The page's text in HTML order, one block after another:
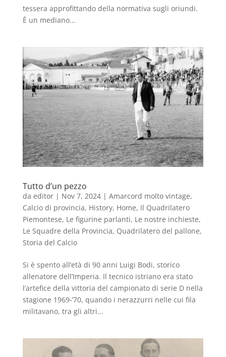
tessera approfittando della normativa sugli oriundi.
È un mediano...
Tutto d’un pezzo
da editor| Nov 7, 2024| Amarcord molto vintage,
Calcio di provincia, History, Home, Il Quadrilatero
Piemontese, Le figurine parlanti, Le nostre inchieste,
Le Squadre della Provincia, Quadrilatero del pallone,
Storia del Calcio
Si è spento all’età di 90 anni Luigi Bodi, storico
allenatore dell’Imperia. Il tecnico istriano era stato
l’artefice della vittoria del campionato di serie D nella
stagione 1969-’70, quando i nerazzurri nelle cui fila
militavano, tra gli altri...